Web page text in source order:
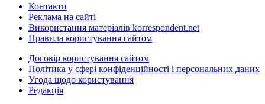
Контакти
Реклама на сайті
Використання матеріалів korrespondent.net
Правила користування сайтом
Договір користування сайтом
Політика у сфері конфіденційності і персональних даних
Угода щодо користування
Редакція